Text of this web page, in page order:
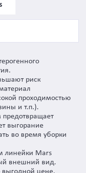
риск
проходимостью
и т.п.).
выгорание
во время уборки
линейки Mars
внешний вид.